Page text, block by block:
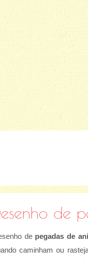
de
de pegadas de
caminham ou